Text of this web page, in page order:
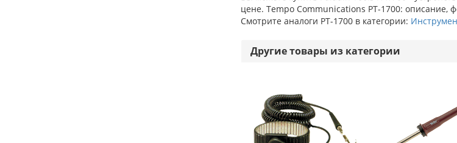
цене. Tempo Communications PT-1700: описание,
Смотрите аналоги PT-1700 в категории:
Другие товары из категории